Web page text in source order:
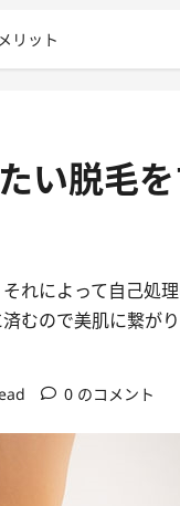
リット
い脱毛
れによって自己処
むので美肌に繋が
0 のコメント